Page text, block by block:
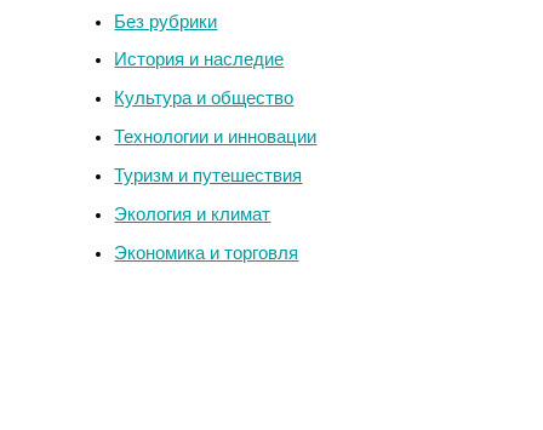
Без рубрики
История и наследие
Культура и общество
Технологии и инновации
Туризм и путешествия
Экология и климат
Экономика и торговля